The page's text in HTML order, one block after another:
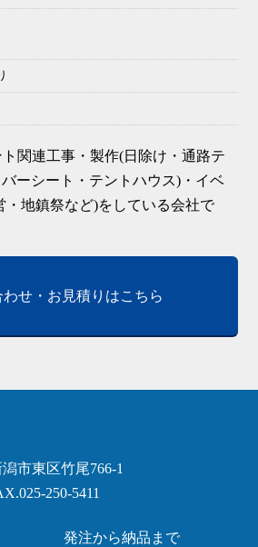
関連工事・製作(日除け・通路テ
ーシート・テントハウス)・イベ
・地鎮祭など)をしている会社で
わせ・お見積りはこちら
市東区竹尾766-1
250-5411
発注から納品まで